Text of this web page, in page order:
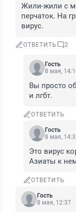
Жили-жили с
перчаток. На
вирус.
ОТВЕТИТЬ 2
Гость
8 мая,
Вы просто
и лгбт.
ОТВЕТИТЬ
Гость
8 мая,
Это вирус
Азиаты к
ОТВЕТИТЬ
Гость
8 мая, 12:37